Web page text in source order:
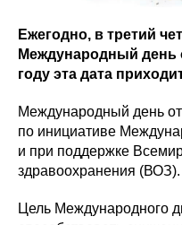
Ежегодно, в третий
Международный день
году эта дата
Международный день
по инициативе
и при поддержке
здравоохранения (ВОЗ).
Цель Международного